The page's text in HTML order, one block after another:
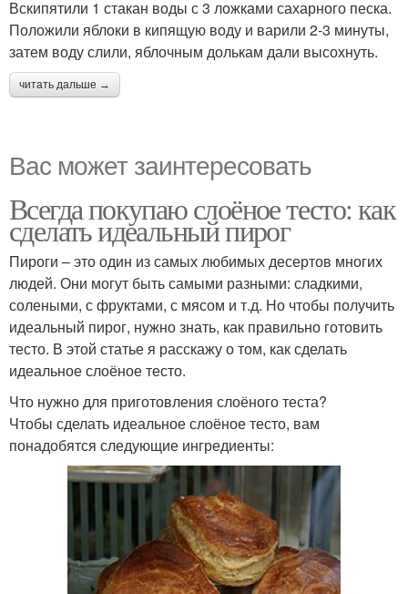
Вскипятили 1 стакан воды с 3 ложками сахарного песка.
Положили яблоки в кипящую воду и варили 2-3 минуты,
затем воду слили, яблочным долькам дали высохнуть.
читать дальше →
Вас может заинтересовать
Всегда покупаю слоёное тесто: как
сделать идеальный пирог
Пироги – это один из самых любимых десертов многих
людей. Они могут быть самыми разными: сладкими,
солеными, с фруктами, с мясом и т.д. Но чтобы получить
идеальный пирог, нужно знать, как правильно готовить
тесто. В этой статье я расскажу о том, как сделать
идеальное слоёное тесто.
Что нужно для приготовления слоёного теста?
Чтобы сделать идеальное слоёное тесто, вам
понадобятся следующие ингредиенты: